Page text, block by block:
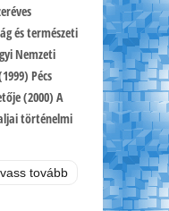
és természeti
Nemzeti
Pécs
(2000) A
történelmi
tovább